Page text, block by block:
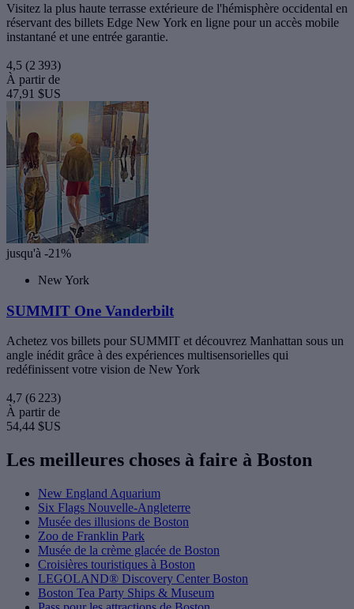
Visitez la plus haute terrasse extérieure de l'hémisphère occidental en
réservant des billets Edge New York en ligne pour un accès mobile
instantané et une entrée garantie.
4,5 (2 393)
À partir de
47,91 $US
jusqu'à -21%
New York
SUMMIT One Vanderbilt
Achetez vos billets pour SUMMIT et découvrez Manhattan sous un
angle inédit grâce à des expériences multisensorielles qui
redéfinissent votre vision de New York
4,7 (6 223)
À partir de
54,44 $US
Les meilleures choses à faire à Boston
New England Aquarium
Six Flags Nouvelle-Angleterre
Musée des illusions de Boston
Zoo de Franklin Park
Musée de la crème glacée de Boston
Croisières touristiques à Boston
LEGOLAND® Discovery Center Boston
Boston Tea Party Ships & Museum